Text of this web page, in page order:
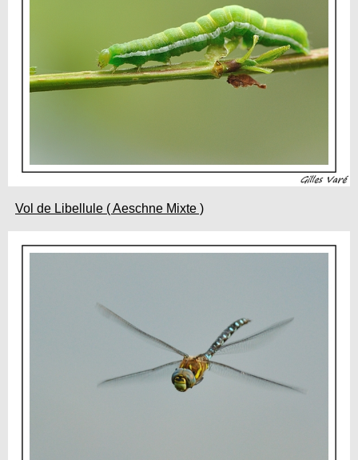
Vol de Libellule ( Aeschne Mixte )